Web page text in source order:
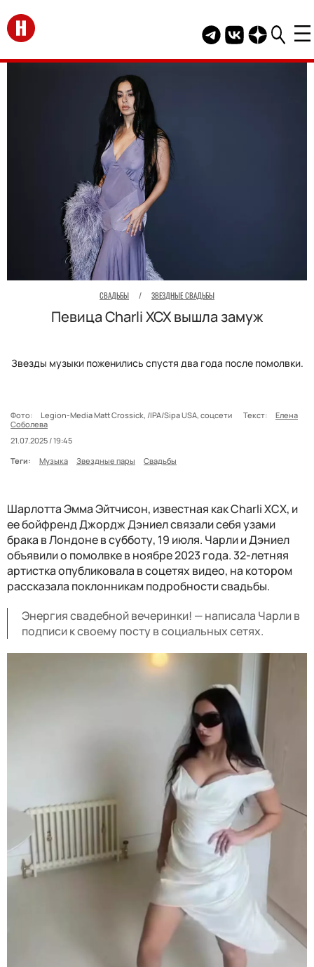
Перейти на главную
Telegram канал
Группа HELLO
Канал
СВАДЬБЫ / ЗВЕЗДНЫЕ СВАДЬБЫ
Певица Charli XCX вышла замуж
Звезды музыки поженились спустя два года после помолвки.
Фото: Legion-Media Matt Crossick, /IPA/Sipa USA, соцсети Текст:
Елена
Соболева
21.07.2025 / 19:45
Теги:
Музыка Звездные пары Свадьбы
Шарлотта Эмма Эйтчисон, известная как Charli XCX, и
ее бойфренд Джордж Дэниел связали себя узами
брака в Лондоне в субботу, 19 июля. Чарли и Дэниел
объявили о помолвке в ноябре 2023 года. 32-летняя
артистка опубликовала в соцетях видео, на котором
рассказала поклонникам подробности свадьбы.
Энергия свадебной вечеринки! — написала Чарли в
подписи к своему посту в социальных сетях.